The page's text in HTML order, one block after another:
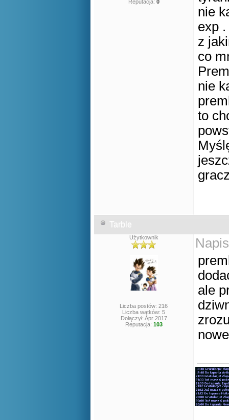
Reputacja: 0
nie
exp
z
co
nie
to
Tarble
Użytkownik
Liczba postów: 216
Liczba wątków: 5
Dołączył: Apr 2017
Reputacja: 103
ale